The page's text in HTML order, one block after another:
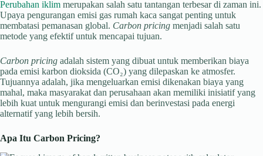
Perubahan iklim merupakan salah satu tantangan terbesar di zaman ini.
Upaya pengurangan emisi gas rumah kaca sangat penting untuk
membatasi pemanasan global. Carbon pricing menjadi salah satu
metode yang efektif untuk mencapai tujuan.
Carbon pricing adalah sistem yang dibuat untuk memberikan biaya
pada emisi karbon dioksida (CO₂) yang dilepaskan ke atmosfer.
Tujuannya adalah, jika mengeluarkan emisi dikenakan biaya yang
mahal, maka masyarakat dan perusahaan akan memiliki inisiatif yang
lebih kuat untuk mengurangi emisi dan berinvestasi pada energi
alternatif yang lebih bersih.
Apa Itu Carbon Pricing?